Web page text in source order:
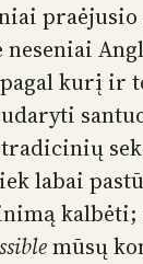
praėjusio
kurį ir
labai
mūsų